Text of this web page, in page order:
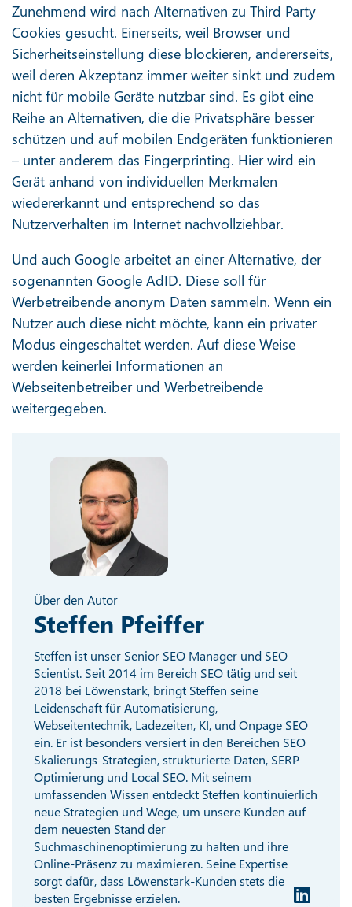
Zunehmend wird nach Alternativen zu Third Party
Cookies gesucht. Einerseits, weil Browser und
Sicherheitseinstellung diese blockieren, andererseits,
weil deren Akzeptanz immer weiter sinkt und zudem
nicht für mobile Geräte nutzbar sind. Es gibt eine
Reihe an Alternativen, die die Privatsphäre besser
schützen und auf mobilen Endgeräten funktionieren
– unter anderem das Fingerprinting. Hier wird ein
Gerät anhand von individuellen Merkmalen
wiedererkannt und entsprechend so das
Nutzerverhalten im Internet nachvollziehbar.
Und auch Google arbeitet an einer Alternative, der
sogenannten Google AdID. Diese soll für
Werbetreibende anonym Daten sammeln. Wenn ein
Nutzer auch diese nicht möchte, kann ein privater
Modus eingeschaltet werden. Auf diese Weise
werden keinerlei Informationen an
Webseitenbetreiber und Werbetreibende
weitergegeben.
Über den Autor
Steffen Pfeiffer
Steffen ist unser Senior SEO Manager und SEO
Scientist. Seit 2014 im Bereich SEO tätig und seit
2018 bei Löwenstark, bringt Steffen seine
Leidenschaft für Automatisierung,
Webseitentechnik, Ladezeiten, KI, und Onpage SEO
ein. Er ist besonders versiert in den Bereichen SEO
Skalierungs-Strategien, strukturierte Daten, SERP
Optimierung und Local SEO. Mit seinem
umfassenden Wissen entdeckt Steffen kontinuierlich
neue Strategien und Wege, um unsere Kunden auf
dem neuesten Stand der
Suchmaschinenoptimierung zu halten und ihre
Online-Präsenz zu maximieren. Seine Expertise
sorgt dafür, dass Löwenstark-Kunden stets die
besten Ergebnisse erzielen.